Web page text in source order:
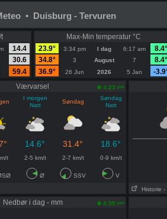
• Duisburg - Tervuren
14.4
30.6
59.4
Max-Min temperatur °C
23.9°
3:34 pm I dag 6:17 am
8.4°
34.8°
3 August 7
8.4°
36.9°
26 Jun 2026 5 Jan -
Værvarsel 4:23 pm
I morgen
Natt
Søndag
Søndag
Natt
14.6° 31.4° 18.6°
t 2-5 km/t 2-7 km/t 0-9 km/t
Ø SSV V
Historie -
Nedbør i dag - mm 4:35 pm